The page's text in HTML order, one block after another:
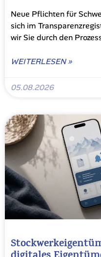
Neue Pflichten für
sich im
wir Sie durch den
WEITERLESEN »
05.08.2026